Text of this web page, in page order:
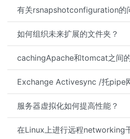
有关rsnapshotconfiguration的
如何组织未来扩展的文件夹？
cachingApache和tomcat之间
Exchange Activesync /托pipe
服务器虚拟化如何提高性能？
在Linux上进行远程networking